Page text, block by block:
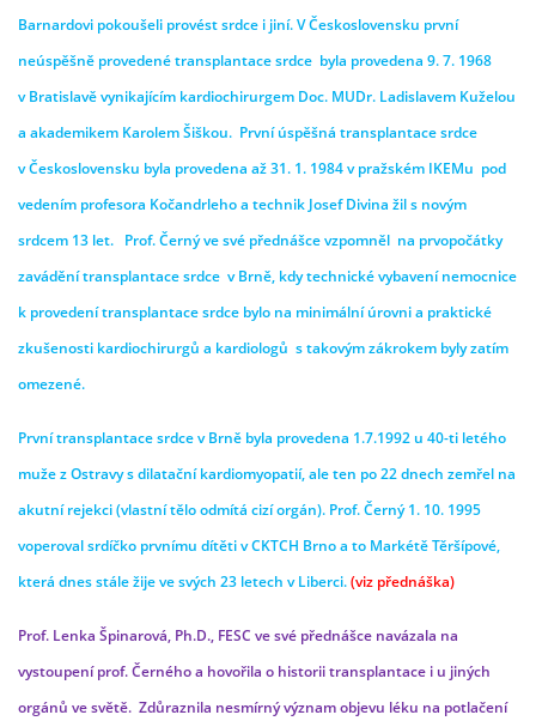
Barnardovi pokoušeli provést srdce i jiní. V Československu první
neúspěšně provedené transplantace srdce byla provedena 9. 7. 1968
v Bratislavě vynikajícím kardiochirurgem Doc. MUDr. Ladislavem Kuželou
a akademikem Karolem Šiškou. První úspěšná transplantace srdce
v Československu byla provedena až 31. 1. 1984 v pražském IKEMu pod
vedením profesora Kočandrleho a technik Josef Divina žil s novým
srdcem 13 let. Prof. Černý ve své přednášce vzpomněl na prvopočátky
zavádění transplantace srdce v Brně, kdy technické vybavení nemocnice
k provedení transplantace srdce bylo na minimální úrovni a praktické
zkušenosti kardiochirurgů a kardiologů s takovým zákrokem byly zatím
omezené.
První transplantace srdce v Brně byla provedena 1.7.1992 u 40-ti letého
muže z Ostravy s dilatační kardiomyopatií, ale ten po 22 dnech zemřel na
akutní rejekci (vlastní tělo odmítá cizí orgán). Prof. Černý 1. 10. 1995
voperoval srdíčko prvnímu dítěti v CKTCH Brno a to Markétě Těršípové,
která dnes stále žije ve svých 23 letech v Liberci.(viz přednáška)
Prof. Lenka Špinarová, Ph.D., FESC ve své přednášce navázala na
vystoupení prof. Černého a hovořila o historii transplantace i u jiných
orgánů ve světě. Zdůraznila nesmírný význam objevu léku na potlačení